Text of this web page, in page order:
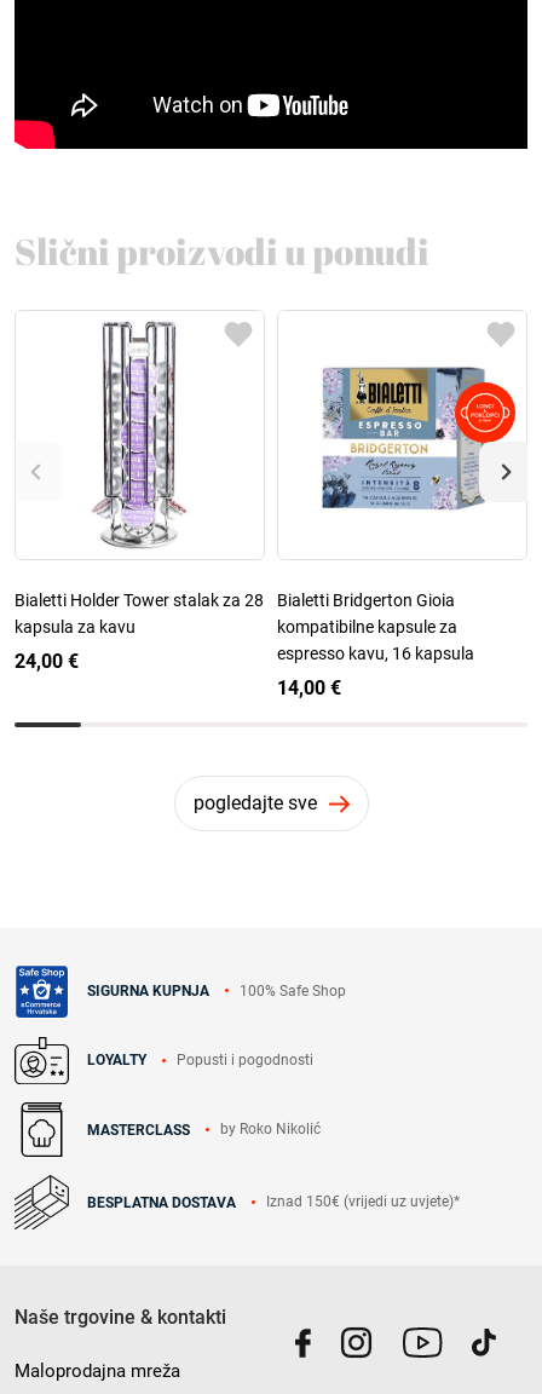
Slični proizvodi u ponudi
Bialetti Holder Tower stalak za 28
kapsula za kavu
24,00 €
Bialetti Bridgerton Gioia
kompatibilne kapsule za
espresso kavu, 16 kapsula
14,00 €
pogledajte sve
SIGURNA KUPNJA 100% Safe Shop
LOYALTY Popusti i pogodnosti
MASTERCLASS by Roko Nikolić
BESPLATNA DOSTAVA Iznad 150€ (vrijedi uz uvjete)*
Naše trgovine & kontakti
Maloprodajna mreža